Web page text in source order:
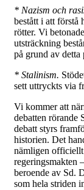
* Nazism och
bestått i att förstå
rötter. Vi
utsträckning
på grund av
* Stalinism.
sett uttryckts via
Vi kommer att
debatten rörande
debatt styrs
historien. Det
nämligen officiellt
regeringsmakten
beroende av Sd.
som hela striden